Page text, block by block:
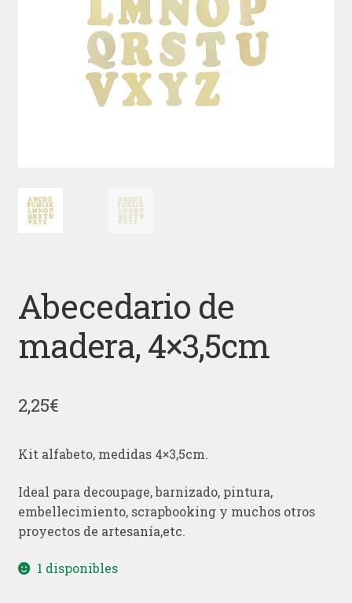
Abecedario de
madera, 4×3,5cm
2,25€
Kit alfabeto, medidas 4×3,5cm.
Ideal para decoupage, barnizado, pintura,
embellecimiento,scrapbooking y muchos otros
proyectos de artesanía,etc.
1 disponibles